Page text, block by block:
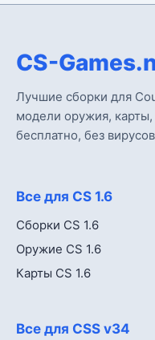
CS-
Лучшие сборки для
модели оружия,
бесплатно, без
Все для CS 1.6
Сборки CS 1.6
Оружие CS 1.6
Карты CS 1.6
Все для CSS v34